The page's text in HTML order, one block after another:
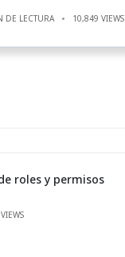
DE LECTURA 10,849 VIEWS
roles y permisos